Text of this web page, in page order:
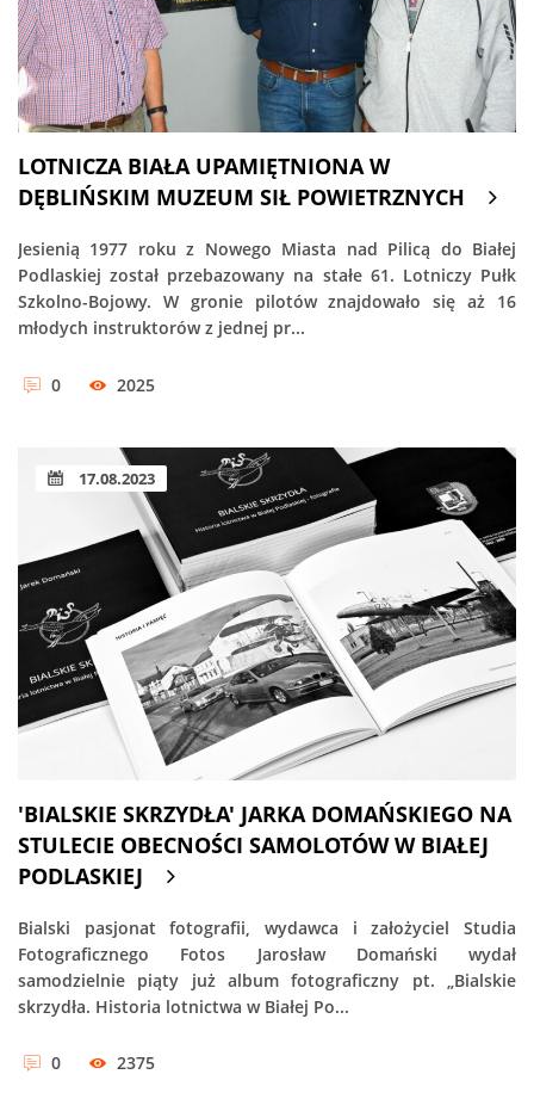
LOTNICZA BIAŁA UPAMIĘTNIONA W
DĘBLIŃSKIM MUZEUM SIŁ POWIETRZNYCH
Jesienią 1977 roku z Nowego Miasta nad Pilicą do Białej
Podlaskiej został przebazowany na stałe 61. Lotniczy Pułk
Szkolno-Bojowy. W gronie pilotów znajdowało się aż 16
młodych instruktorów z jednej pr...
0 2025
17.08.2023
'BIALSKIE SKRZYDŁA' JARKA DOMAŃSKIEGO NA
STULECIE OBECNOŚCI SAMOLOTÓW W BIAŁEJ
PODLASKIEJ
Bialski pasjonat fotografii, wydawca i założyciel Studia
Fotograficznego Fotos Jarosław Domański wydał
samodzielnie piąty już album fotograficzny pt. „Bialskie
skrzydła. Historia lotnictwa w Białej Po...
0 2375